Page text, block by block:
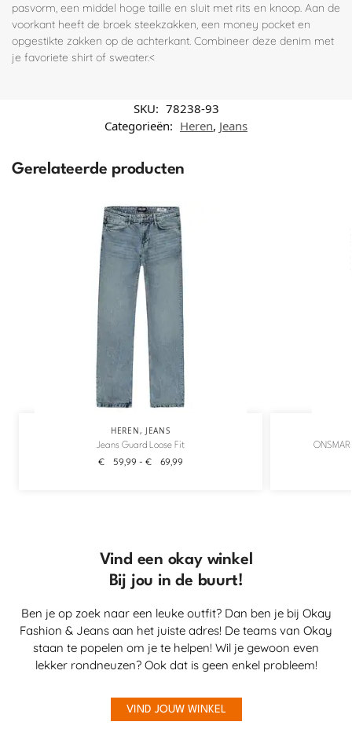
pasvorm, een middel hoge taille en sluit met rits en knoop. Aan de
voorkant heeft de broek steekzakken, een money pocket en
opgestikte zakken op de achterkant. Combineer deze denim met
je favoriete shirt of sweater.<
SKU: 78238-93
Categorieën: Heren, Jeans
Gerelateerde producten
HEREN, JEANS
Jeans Guard Loose Fit
€ 59,99 - € 69,99
Vind een okay winkel
Bij jou in de buurt!
Ben je op zoek naar een leuke outfit? Dan ben je bij Okay
Fashion & Jeans aan het juiste adres! De teams van Okay
staan te popelen om je te helpen! Wil je gewoon even
lekker rondneuzen? Ook dat is geen enkel probleem!
VIND JOUW WINKEL